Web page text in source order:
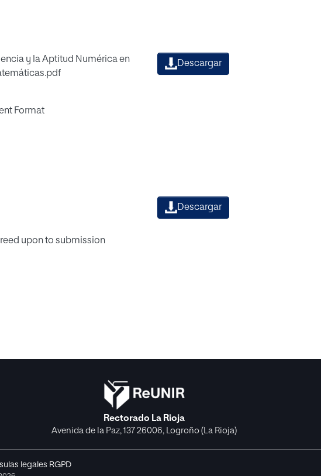
y la Aptitud Numérica en
Format
Descargar
upon to submission
Descargar
Rectorado La Rioja
Avenida de la Paz, 137 26006, Logroño (La Rioja)
legales RGPD